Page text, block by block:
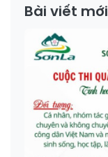
Bài viết mới